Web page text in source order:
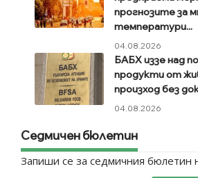
прогнозите за
температури...
04.08.2026
БАБХ иззе над
продукти от
произход без
04.08.2026
Седмичен бюлетин
Запиши се за седмичния бюлетин